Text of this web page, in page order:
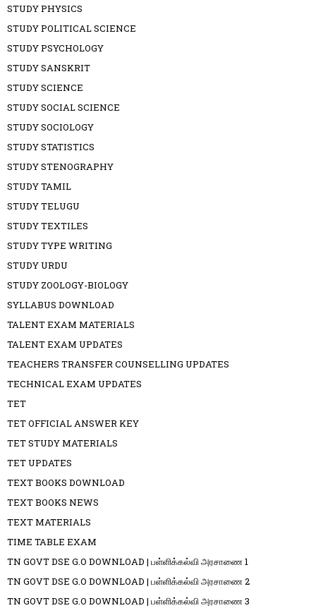
STUDY PHYSICS
STUDY POLITICAL SCIENCE
STUDY PSYCHOLOGY
STUDY SANSKRIT
STUDY SCIENCE
STUDY SOCIAL SCIENCE
STUDY SOCIOLOGY
STUDY STATISTICS
STUDY STENOGRAPHY
STUDY TAMIL
STUDY TELUGU
STUDY TEXTILES
STUDY TYPE WRITING
STUDY URDU
STUDY ZOOLOGY-BIOLOGY
SYLLABUS DOWNLOAD
TALENT EXAM MATERIALS
TALENT EXAM UPDATES
TEACHERS TRANSFER COUNSELLING UPDATES
TECHNICAL EXAM UPDATES
TET
TET OFFICIAL ANSWER KEY
TET STUDY MATERIALS
TET UPDATES
TEXT BOOKS DOWNLOAD
TEXT BOOKS NEWS
TEXT MATERIALS
TIME TABLE EXAM
TN GOVT DSE G.O DOWNLOAD | பள்ளிக்கல்வி அரசாணை 1
TN GOVT DSE G.O DOWNLOAD | பள்ளிக்கல்வி அரசாணை 2
TN GOVT DSE G.O DOWNLOAD | பள்ளிக்கல்வி அரசாணை 3